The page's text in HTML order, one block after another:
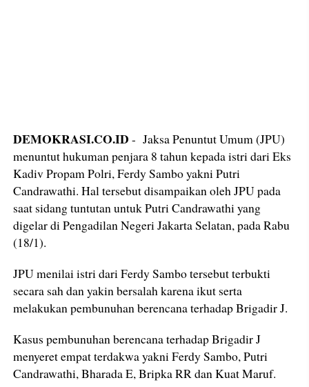
DEMOKRASI.CO.ID- Jaksa Penuntut Umum (JPU)
menuntut hukuman penjara 8 tahun kepada istri dari Eks
Kadiv Propam Polri, Ferdy Sambo yakni Putri
Candrawathi. Hal tersebut disampaikan oleh JPU pada
saat sidang tuntutan untuk Putri Candrawathi yang
digelar di Pengadilan Negeri Jakarta Selatan, pada Rabu
(18/1).
JPU menilai istri dari Ferdy Sambo tersebut terbukti
secara sah dan yakin bersalah karena ikut serta
melakukan pembunuhan berencana terhadap Brigadir J.
Kasus pembunuhan berencana terhadap Brigadir J
menyeret empat terdakwa yakni Ferdy Sambo, Putri
Candrawathi, Bharada E, Bripka RR dan Kuat Maruf.